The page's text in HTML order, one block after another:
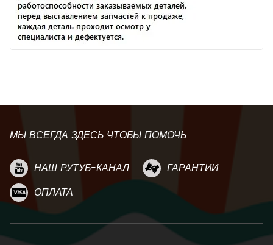
МЫ ВСЕГДА ЗДЕСЬ ЧТОБЫ ПОМОЧЬ
НАШ РУТУБ-КАНАЛ
ГАРАНТИИ
ОПЛАТА